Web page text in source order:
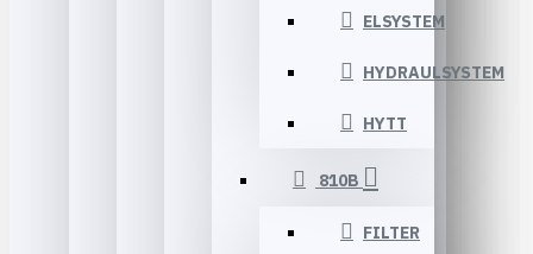
ELSYSTEM
HYDRAULSYSTEM
HYTT
810B
FILTER